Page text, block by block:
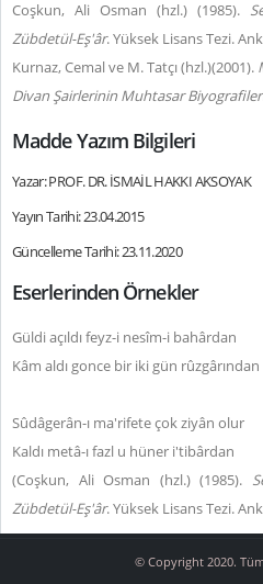
Coşkun, Ali Osman (hzl.) (1985).
Zübdetül-Eş'âr. Yüksek Lisans Tezi.
Kurnaz, Cemal ve M. Tatçı (hzl.)(2001).
Divan Şairlerinin Muhtasar
Madde Yazım Bilgileri
Yazar: PROF. DR. İSMAİL HAKKI AKSOYAK
Yayın Tarihi: 23.04.2015
Güncelleme Tarihi: 23.11.2020
Eserlerinden Örnekler
Güldi açıldı feyz-i nesîm-i bahârdan
Kâm aldı gonce bir iki gün rûzgârından
Sûdâgerân-ı ma'rifete çok ziyân olur
Kaldı metâ-ı fazl u hüner i'tibârdan
(Coşkun, Ali Osman (hzl.) (1985).
Zübdetül-Eş'âr. Yüksek Lisans Tezi.
© Copyright 2020. Tüm